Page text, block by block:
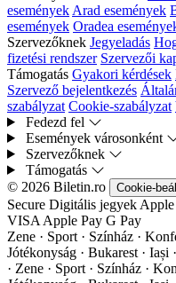
események Arad események
események Oradea
Szervezőknek Jegyeladás
fizetési rendszer Szervezői
Támogatás Gyakori kérdések
Szervező bejelentkezés
szabályzat Cookie-szabályzat
Fedezd fel
Események városonként
Szervezőknek
Támogatás
© 2026 Biletin.ro
Cookie-
Secure Digitális jegyek
VISA Apple Pay G Pay
Zene · Sport · Színház ·
Jótékonyság · Bukarest · Iași
· Zene · Sport · Színház ·